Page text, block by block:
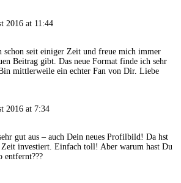
2016 at 11:44
schon seit einiger Zeit und freue mich immer
Beitrag gibt. Das neue Format finde ich sehr
mittlerweile ein echter Fan von Dir. Liebe
2016 at 7:34
gut aus – auch Dein neues Profilbild! Da hst
investiert. Einfach toll! Aber warum hast Du
entfernt???